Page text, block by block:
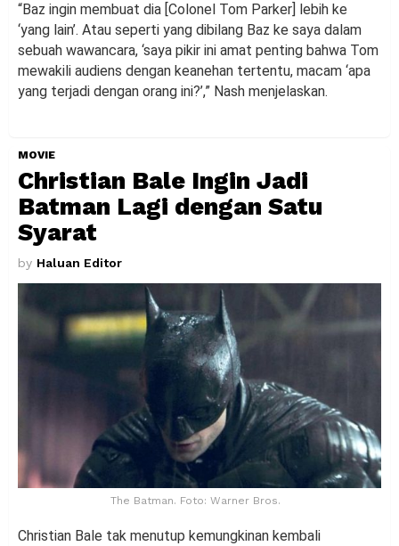
“Baz ingin membuat dia [Colonel Tom Parker] lebih ke
‘yang lain’. Atau seperti yang dibilang Baz ke saya dalam
sebuah wawancara, ‘saya pikir ini amat penting bahwa Tom
mewakili audiens dengan keanehan tertentu, macam ‘apa
yang terjadi dengan orang ini?’,” Nash menjelaskan.
MOVIE
Christian Bale Ingin Jadi
Batman Lagi dengan Satu
Syarat
by Haluan Editor
The Batman. Foto: Warner Bros.
Christian Bale tak menutup kemungkinan kembali